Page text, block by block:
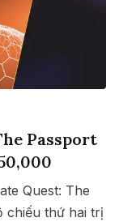
Passport
Quest: The
chiếu thứ hai trị